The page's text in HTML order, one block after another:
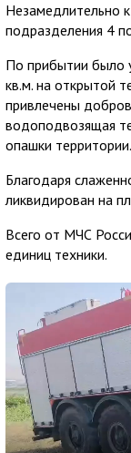
Незамедлительно
подразделения 4
По прибытии было
кв.м. на открытой
привлечены
водоподвозящая
опашки территории.
Благодаря
ликвидирован на
Всего от МЧС
единиц техники.